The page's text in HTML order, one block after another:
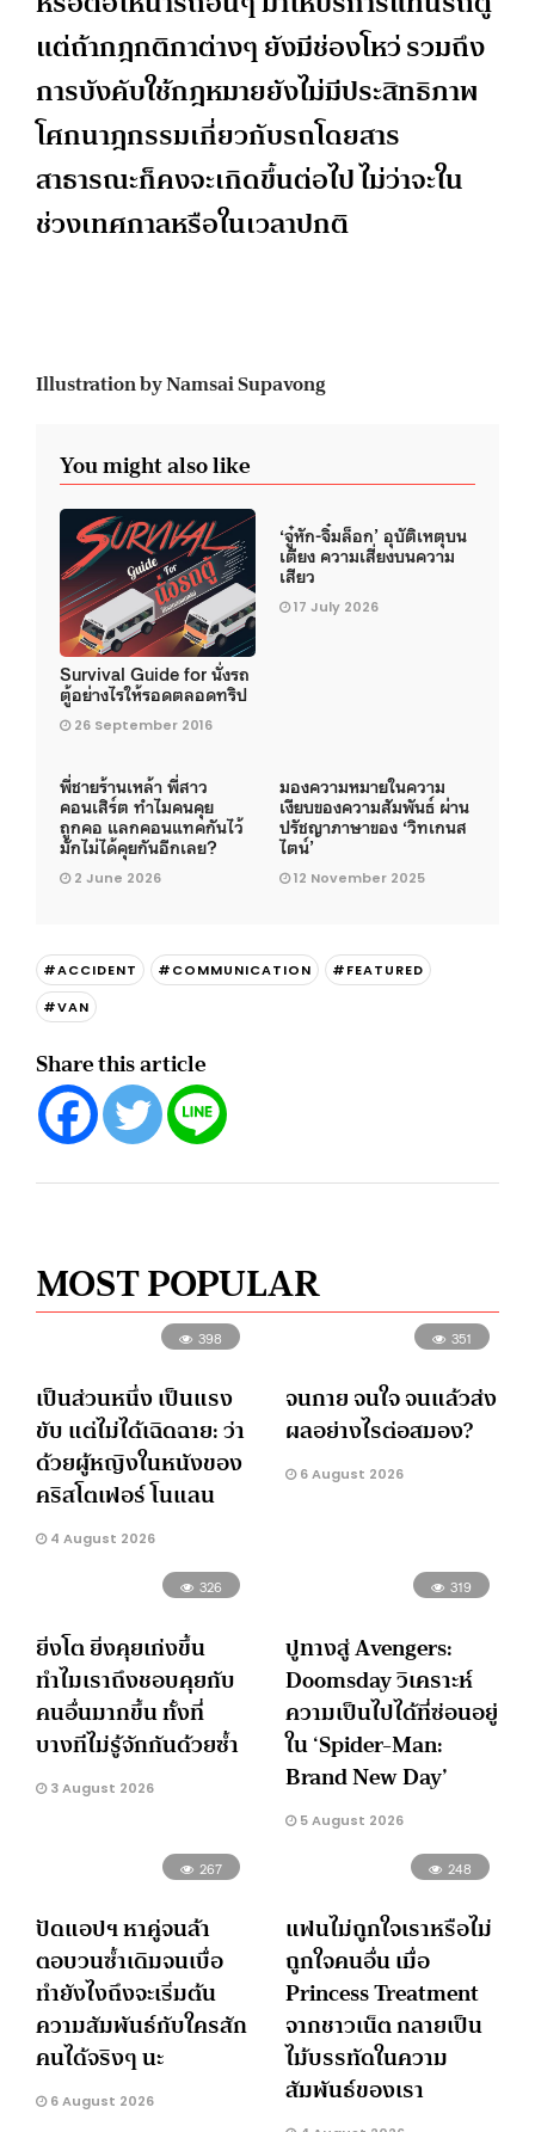
แต่ถ้ากฎกติกาต่างๆ ยังมีช่องโหว่ รวมถึง
การบังคับใช้กฎหมายยังไม่มีประสิทธิภาพ
โศกนาฎกรรมเกี่ยวกับรถโดยสาร
สาธารณะก็คงจะเกิดขึ้นต่อไป ไม่ว่าจะใน
ช่วงเทศกาลหรือในเวลาปกติ
Illustration by Namsai Supavong
You might also like
Survival Guide for นั่งรถ
ตู้อย่างไรให้รอดตลอดทริป
26 September 2016
‘จู๋หัก-จิ๋มล็อก’ อุบัติเหตุบน
เตียง ความเสี่ยงบนความ
เสียว
17 July 2026
พี่ชายร้านเหล้า พี่สาว
คอนเสิร์ต ทำไมคนคุย
ถูกคอ แลกคอนแทคกันไว้
มักไม่ได้คุยกันอีกเลย?
2 June 2026
มองความหมายในความ
เงียบของความสัมพันธ์ ผ่าน
ปรัชญาภาษาของ ‘วิทเกนส
ไตน์’
12 November 2025
#ACCIDENT #COMMUNICATION
#FEATURED
#VAN
Share this article
MOST POPULAR
398
เป็นส่วนหนึ่ง เป็นแรง
ขับ แต่ไม่ได้เฉิดฉาย: ว่า
ด้วยผู้หญิงในหนังของ
คริสโตเฟอร์ โนแลน
4 August 2026
351
จนกาย จนใจ จนแล้วส่ง
ผลอย่างไรต่อสมอง?
6 August 2026
326
ยิ่งโต ยิ่งคุยเก่งขึ้น
ทำไมเราถึงชอบคุยกับ
คนอื่นมากขึ้น ทั้งที่
บางทีไม่รู้จักกันด้วยซ้ำ
3 August 2026
319
ปูทางสู่ Avengers:
Doomsday วิเคราะห์
ความเป็นไปได้ที่ซ่อนอยู่
ใน ‘Spider-Man:
Brand New Day’
5 August 2026
267
ปัดแอปฯ หาคู่จนล้า
ตอบวนซ้ำเดิมจนเบื่อ
ทำยังไงถึงจะเริ่มต้น
ความสัมพันธ์กับใครสัก
คนได้จริงๆ นะ
6 August 2026
248
แฟนไม่ถูกใจเราหรือไม่
ถูกใจคนอื่น เมื่อ
Princess Treatment
จากชาวเน็ต กลายเป็น
ไม้บรรทัดในความ
สัมพันธ์ของเรา